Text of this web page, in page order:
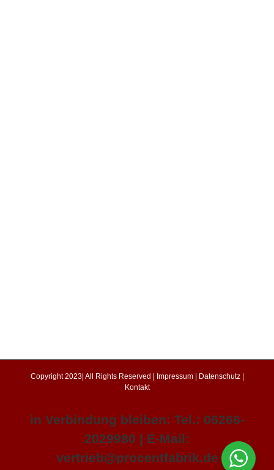
Copyright 2023| All Rights Reserved | Impressum| Datenschutz|
Kontakt
in Verbindung bleiben: Tel.: 06266-
2029980 | E-Mail:
vertrieb@procentfabrik.de